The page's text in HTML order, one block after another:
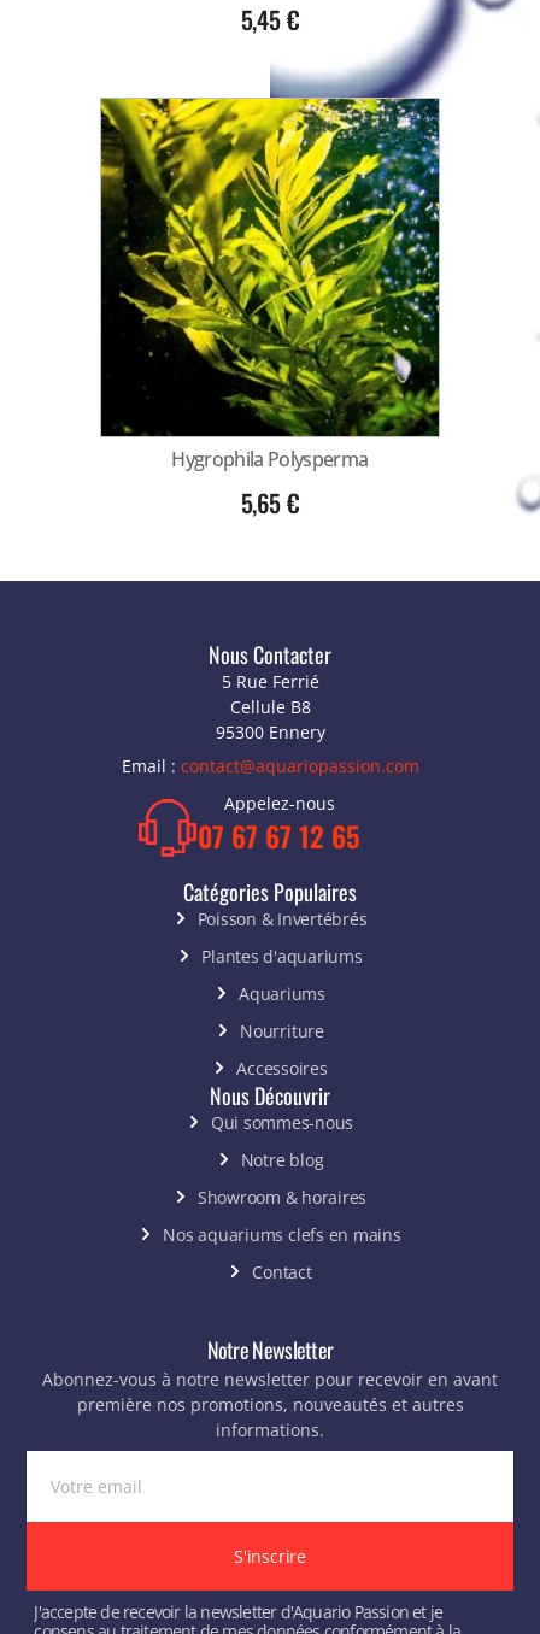
5,45€
Hygrophila Polysperma
5,65€
Nous Contacter
5 Rue Ferrié
Cellule B8
95300 Ennery
Email : contact@aquariopassion.com
Appelez-nous
07 67 67 12 65
Catégories Populaires
Poisson & Invertébrés
Plantes d'aquariums
Aquariums
Nourriture
Accessoires
Nous Découvrir
Qui sommes-nous
Notre blog
Showroom & horaires
Nos aquariums clefs en mains
Contact
Notre Newsletter
Abonnez-vous à notre newsletter pour recevoir en avant
première nos promotions, nouveautés et autres
informations.
J'accepte de recevoir la newsletter d'Aquario Passion et je
S'inscrire